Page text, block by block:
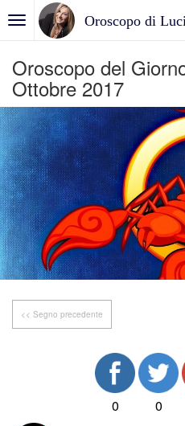
Oroscopo di
Oroscopo del
Ottobre 2017
<< Segno precedente
0 0